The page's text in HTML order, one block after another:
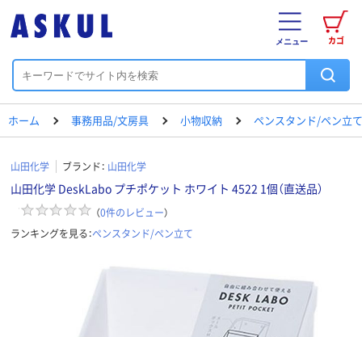
カゴ
メニュー
ホーム 事務用品/文房具 小物収納 ペンスタンド/ペン立て
山田化学 ブランド： 山田化学
山田化学 DeskLabo プチポケット ホワイト 4522 1個（直送品）
（0件のレビュー）
ランキングを見る：ペンスタンド/ペン立て